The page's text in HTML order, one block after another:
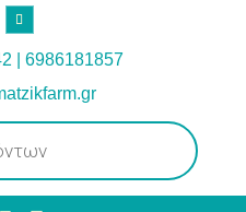
| 6986181857